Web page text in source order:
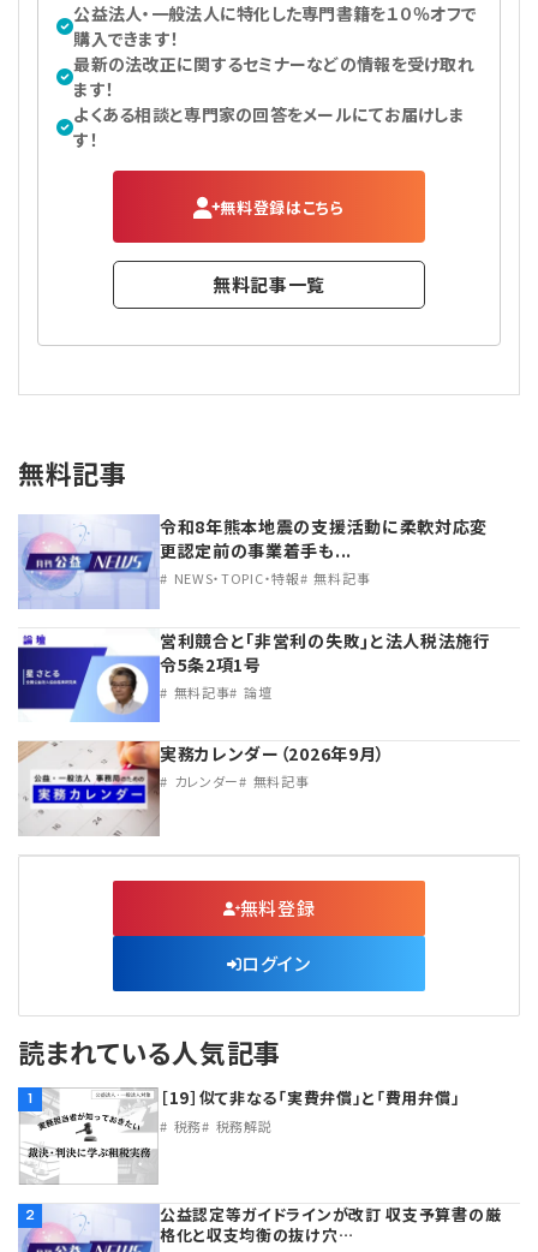
公益法人・一般法人に特化した専門書籍を１０％オフで
購入できます！
最新の法改正に関するセミナーなどの情報を受け取れ
ます！
よくある相談と専門家の回答をメールにてお届けしま
す！
無料登録はこちら
無料記事一覧
無料記事
令和8年熊本地震の支援活動に柔軟対応変
更認定前の事業着手も...
NEWS・TOPIC・特報 無料記事
営利競合と｢非営利の失敗｣と法人税法施行
令5条2項1号
無料記事 論壇
実務カレンダー（2026年9月）
カレンダー 無料記事
無料登録
ログイン
読まれている人気記事
1 ［19］似て非なる「実費弁償」と「費用弁償」
税務 税務解説
2
公益認定等ガイドラインが改訂 収支予算書の厳
格化と収支均衡の抜け穴…